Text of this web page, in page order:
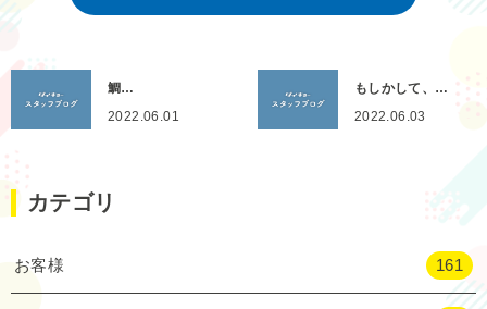
鯛…
2022.06.01
もしかして、…
2022.06.03
カテゴリ
お客様 161